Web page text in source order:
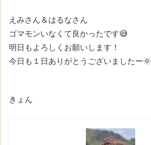
えみさん＆はるなさん
ゴマモンいなくて良かったです😅
明日もよろしくお願いします！
今日も１日ありがとうございましたー🌞
きょん